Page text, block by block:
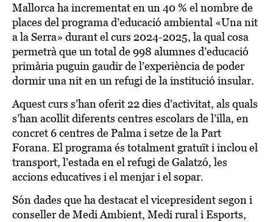
Mallorca ha incrementat en un 40 % el nombre de
places del programa d’educació ambiental «Una nit
a la Serra» durant el curs 2024-2025, la qual cosa
permetrà que un total de 998 alumnes d’educació
primària puguin gaudir de l’experiència de poder
dormir una nit en un refugi de la institució insular.
Aquest curs s’han oferit 22 dies d’activitat, als quals
s’han acollit diferents centres escolars de l’illa, en
concret 6 centres de Palma i setze de la Part
Forana. El programa és totalment gratuït i inclou el
transport, l’estada en el refugi de Galatzó, les
accions educatives i el menjar i el sopar.
Són dades que ha destacat el vicepresident segon i
conseller de Medi Ambient, Medi rural i Esports,